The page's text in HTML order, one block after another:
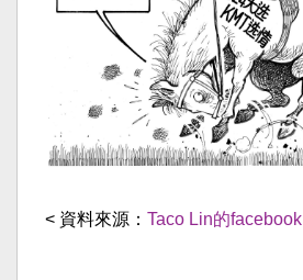
< 資料來源： Taco Lin的facebook